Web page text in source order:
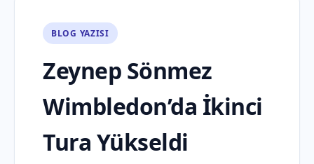
BLOG YAZISI
Zeynep Sönmez
Wimbledon’da İkinci
Tura Yükseldi